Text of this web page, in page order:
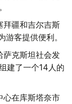
拜疆和吉尔吉斯
客提供便利。
萨克斯坦社会发
建了一个14人的
心在库斯塔奈市